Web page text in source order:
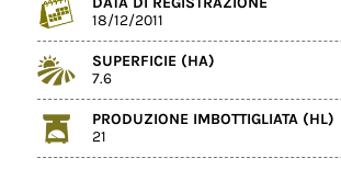
18/12/2011
SUPERFICIE (HA)
7.6
PRODUZIONE IMBOTTIGLIATA (HL)
21